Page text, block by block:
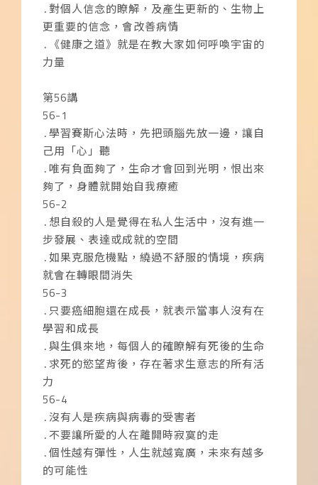
․對個人信念的瞭解，及產生更新的、生物上
更重要的信念，會改善病情
․《健康之道》就是在教大家如何呼喚宇宙的
力量
第56講
56-1
․學習賽斯心法時，先把頭腦先放一邊，讓自
己用「心」聽
․唯有負面夠了，生命才會回到光明，恨出來
夠了，身體就開始自我療癒
56-2
․想自殺的人是覺得在私人生活中，沒有進一
步發展、表達或成就的空間
․如果克服危機點，繞過不舒服的情境，疾病
就會在轉眼間消失
56-3
․只要癌細胞還在成長，就表示當事人沒有在
學習和成長
․與生俱來地，每個人的確瞭解有死後的生命
․求死的慾望背後，存在著求生意志的所有活
力
56-4
․沒有人是疾病與病毒的受害者
․不要讓所愛的人在離開時寂寞的走
․個性越有彈性，人生就越寬廣，未來有越多
的可能性